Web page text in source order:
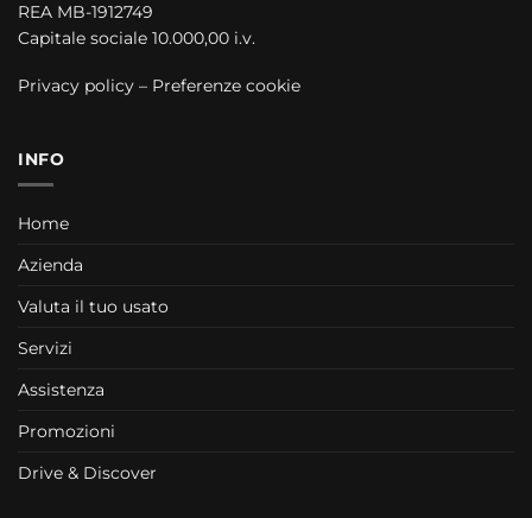
REA MB-1912749
Capitale sociale 10.000,00 i.v.
Privacy policy – Preferenze cookie
INFO
Home
Azienda
Valuta il tuo usato
Servizi
Assistenza
Promozioni
Drive & Discover